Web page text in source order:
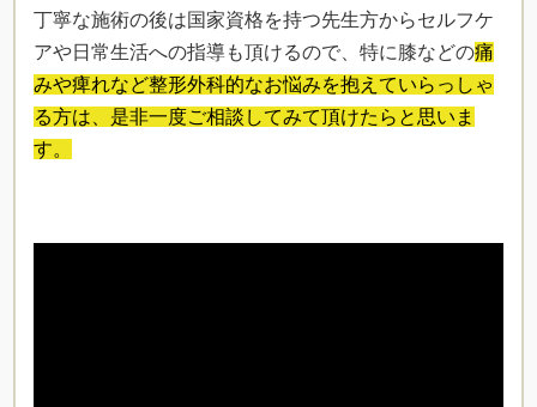
丁寧な施術の後は国家資格を持つ先生方からセルフケ
アや日常生活への指導も頂けるので、特に膝などの痛
みや痺れなど整形外科的なお悩みを抱えていらっしゃ
る方は、是非一度ご相談してみて頂けたらと思いま
す。